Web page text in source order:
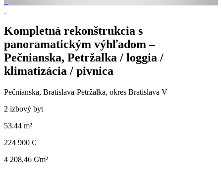
Kompletná rekonštrukcia s
panoramatickým výhľadom –
Pečnianska, Petržalka / loggia /
klimatizácia / pivnica
Pečnianska, Bratislava-Petržalka, okres Bratislava V
2 izbový byt
53.44 m²
224 900 €
4 208,46 €/m²